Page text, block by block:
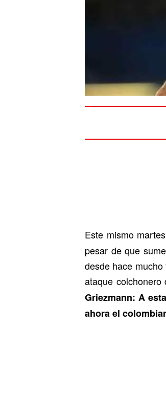
Este mismo
pesar de que
desde hace
ataque
Griezmann: A
ahora el